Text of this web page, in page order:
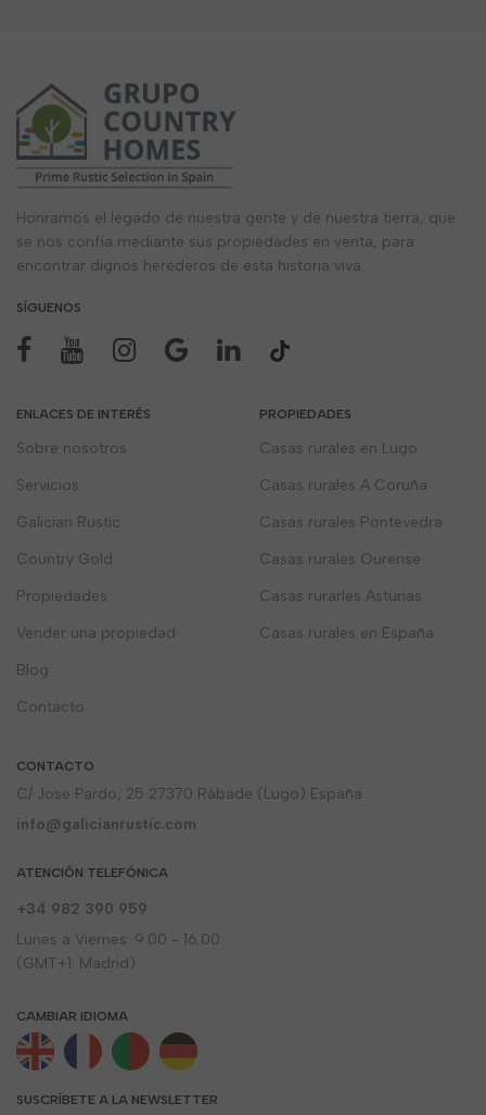
Honramos el legado de nuestra gente y de nuestra tierra, que
se nos confía mediante sus propiedades en venta, para
encontrar dignos herederos de esta historia viva.
SÍGUENOS
ENLACES DE INTERÉS
Sobre nosotros
Servicios
Galician Rustic
Country Gold
Propiedades
Vender una propiedad
Blog
Contacto
PROPIEDADES
Casas rurales en Lugo
Casas rurales A Coruña
Casas rurales Pontevedra
Casas rurales Ourense
Casas rurarles Asturias
Casas rurales en España
CONTACTO
C/ Jose Pardo, 25 27370 Rábade (Lugo) España
info@galicianrustic.com
ATENCIÓN TELEFÓNICA
+34 982 390 959
Lunes a Viernes: 9.00 - 16.00
(GMT+1: Madrid)
CAMBIAR IDIOMA
SUSCRÍBETE A LA NEWSLETTER